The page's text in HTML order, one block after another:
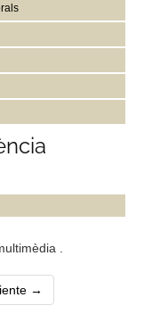
.
→